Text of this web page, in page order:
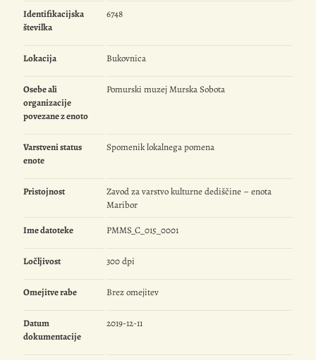
Identifikacijska
številka
6748
Lokacija Bukovnica
Osebe ali
organizacije
povezane z enoto
Pomurski muzej Murska Sobota
Varstveni status
enote
Spomenik lokalnega pomena
Pristojnost
Zavod za varstvo kulturne dediščine – enota
Maribor
Ime datoteke PMMS_C_015_0001
Ločljivost 300 dpi
Omejitve rabe Brez omejitev
Datum
dokumentacije
2019-12-11